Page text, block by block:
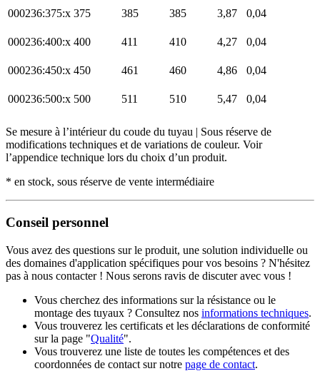
000236:375:x 375 385 385 3,87 0,04
000236:400:x 400 411 410 4,27 0,04
000236:450:x 450 461 460 4,86 0,04
000236:500:x 500 511 510 5,47 0,04
Se mesure à l’intérieur du coude du tuyau | Sous réserve de
modifications techniques et de variations de couleur. Voir
l’appendice technique lors du choix d’un produit.
* en stock, sous réserve de vente intermédiaire
Conseil personnel
Vous avez des questions sur le produit, une solution individuelle ou
des domaines d'application spécifiques pour vos besoins ? N'hésitez
pas à nous contacter ! Nous serons ravis de discuter avec vous !
Vous cherchez des informations sur la résistance ou le
montage des tuyaux ? Consultez nos informations techniques.
Vous trouverez les certificats et les déclarations de conformité
sur la page "Qualité".
Vous trouverez une liste de toutes les compétences et des
coordonnées de contact sur notre page de contact.